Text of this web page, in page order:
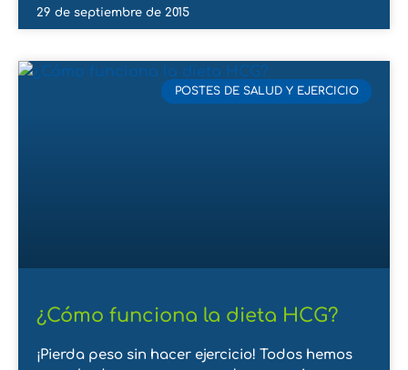
29 de septiembre de 2015
POSTES DE SALUD Y EJERCICIO
¿Cómo funciona la dieta HCG?
¡Pierda peso sin hacer ejercicio! Todos hemos